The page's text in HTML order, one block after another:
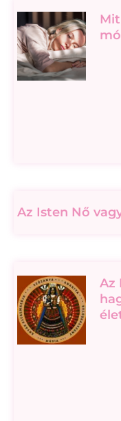
Az Isten Nő
Az